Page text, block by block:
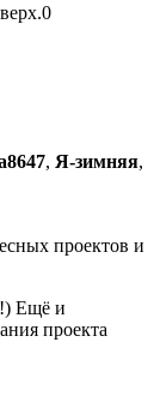
0
, Я-зимняя,
проектов и
Ещё и
проекта